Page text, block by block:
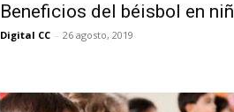
Beneficios del béisbol en
Digital CC - 26 agosto, 2019